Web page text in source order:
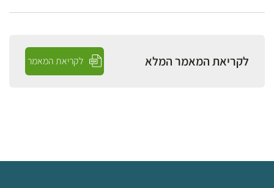
לקריאת המאמר המלא לקריאת המאמר